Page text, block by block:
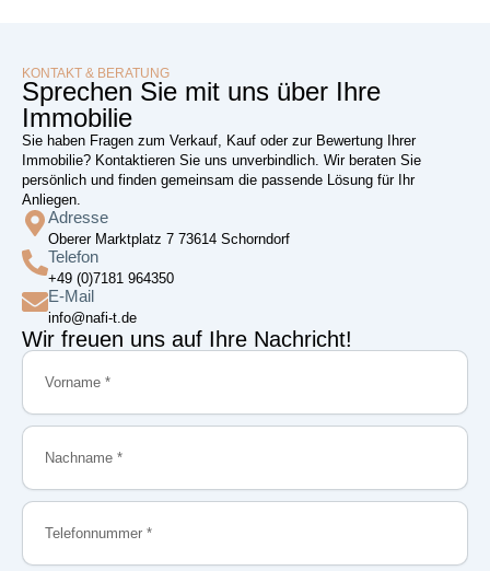
KONTAKT & BERATUNG
Sprechen Sie mit uns über Ihre
Immobilie
Sie haben Fragen zum Verkauf, Kauf oder zur Bewertung Ihrer
Immobilie? Kontaktieren Sie uns unverbindlich. Wir beraten Sie
persönlich und finden gemeinsam die passende Lösung für Ihr
Anliegen.
Adresse
Oberer Marktplatz 7 73614 Schorndorf
Telefon
+49 (0)7181 964350
E-Mail
info@nafi-t.de
Wir freuen uns auf Ihre Nachricht!
Vorname
Nachname
Telefonnummer